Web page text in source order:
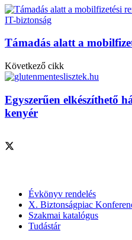
IT-biztonság
Támadás alatt a
Következő cikk
Egyszerűen elkészíthető
kenyér
Évkönyv rendelés
X. Biztonságpiac
Szakmai katalógus
Tudástár